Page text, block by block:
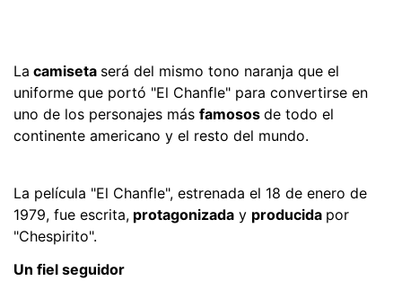
La camiseta será del mismo tono naranja que el
uniforme que portó "El Chanfle" para convertirse en
uno de los personajes más famosos de todo el
continente americano y el resto del mundo.
La película "El Chanfle", estrenada el 18 de enero de
1979, fue escrita, protagonizada y producida por
"Chespirito".
Un fiel seguidor